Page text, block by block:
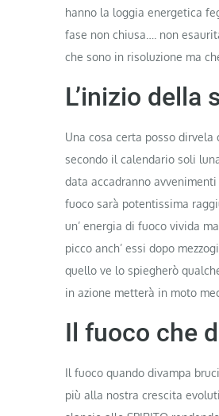
hanno la loggia energetica
fase non chiusa…. non
che sono in risoluzione ma
L’inizio della
Una cosa certa posso
secondo il calendario soli
data accadranno
fuoco sarà potentissima
un’ energia di fuoco vivida
picco anch’ essi dopo
quello ve lo spiegherò
in azione metterà in moto
Il fuoco che
Il fuoco quando divampa
più alla nostra crescita